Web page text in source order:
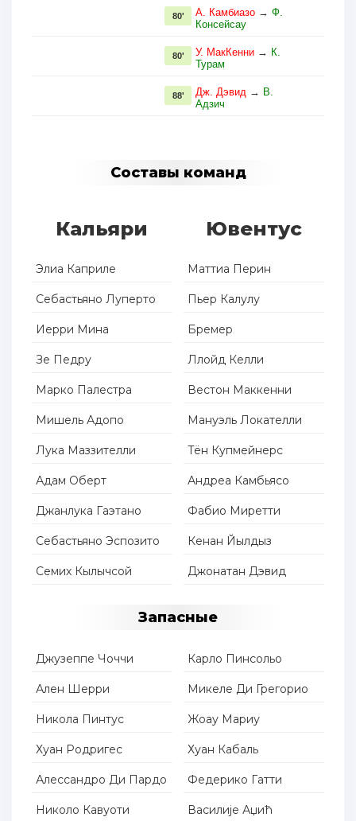
А. Камбиазо → Ф.
Консейсау
80'
У. МакКенни → К.
Турам
80'
Дж. Дэвид → В.
Адзич
88'
Составы команд
Кальяри
Элиа Каприле
Себастьяно Луперто
Иерри Мина
Зе Педру
Марко Палестра
Мишель Адопо
Лука Маззителли
Адам Оберт
Джанлука Гаэтано
Себастьяно Эспозито
Семих Кылычсой
Ювентус
Маттиа Перин
Пьер Калулу
Бремер
Ллойд Келли
Вестон Маккенни
Мануэль Локателли
Тён Купмейнерс
Андреа Камбьясо
Фабио Миретти
Кенан Йылдыз
Джонатан Дэвид
Запасные
Джузеппе Чоччи
Ален Шерри
Никола Пинтус
Хуан Родригес
Алессандро Ди Пардо
Николо Кавуоти
Карло Пинсольо
Микеле Ди Грегорио
Жоау Мариу
Хуан Кабаль
Федерико Гатти
Василије Аџић